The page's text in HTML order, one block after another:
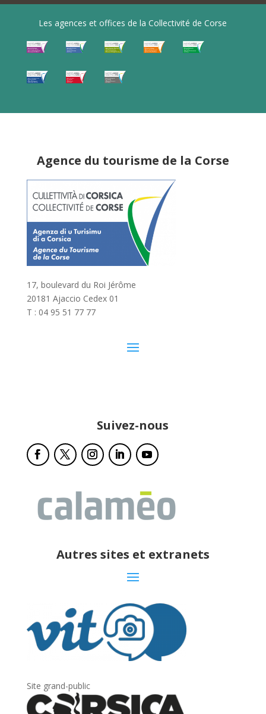
Les agences et offices de la Collectivité de Corse
Agence du tourisme de la Corse
17, boulevard du Roi Jérôme
20181 Ajaccio Cedex 01
T : 04 95 51 77 77
Suivez-nous
Autres sites et extranets
Site grand-public